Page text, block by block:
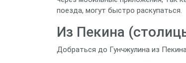
поезда, могут быстро раскупаться.
Из Пекина
Добраться до Гунчжулина из